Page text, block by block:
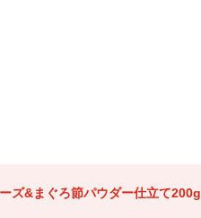
ズ&まぐろ節パウダー仕立て200g